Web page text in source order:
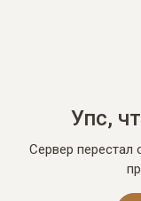
Упс,
Сервер перестал